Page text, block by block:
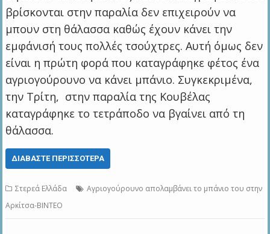
βρίσκονται στην παραλία δεν επιχειρούν να
μπουν στη θάλασσα καθώς έχουν κάνει την
εμφάνισή τους πολλές τσούχτρες. Αυτή όμως δεν
είναι η πρώτη φορά που καταγράφηκε φέτος ένα
αγριογούρουνο να κάνει μπάνιο. Συγκεκριμένα,
την Τρίτη, στην παραλία της Κουβέλας
καταγράφηκε το τετράποδο να βγαίνει από τη
θάλασσα.
ΔΙΑΒΆΣΤΕ ΠΕΡΙΣΣΌΤΕΡΑ
Στερεά Ελλάδα
Αγριογούρουνο απολαμβάνει το μπάνιο του στην
Αρκίτσα-BINTEO